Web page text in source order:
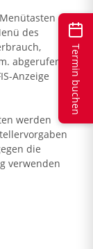
des
abgerufen
Anzeige
werden
die
verwenden
Termin buchen